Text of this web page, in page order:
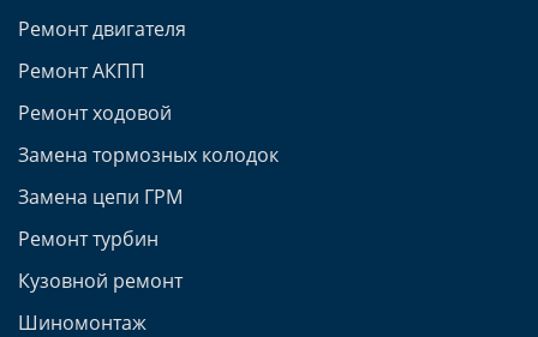
Ремонт двигателя
Ремонт АКПП
Ремонт ходовой
Замена тормозных колодок
Замена цепи ГРМ
Ремонт турбин
Кузовной ремонт
Шиномонтаж